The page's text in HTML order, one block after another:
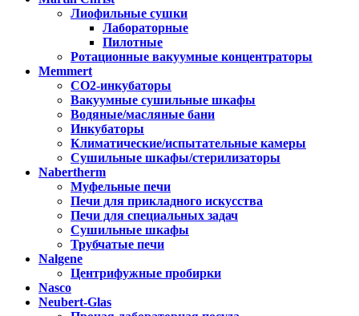
Лиофильные сушки
Лабораторные
Пилотные
Ротационные вакуумные концентраторы
Memmert
CO2-инкубаторы
Вакуумные сушильные шкафы
Водяные/масляные бани
Инкубаторы
Климатические/испытательные камеры
Сушильные шкафы/стерилизаторы
Nabertherm
Муфельные печи
Печи для прикладного искусства
Печи для специальных задач
Сушильные шкафы
Трубчатые печи
Nalgene
Центрифужные пробирки
Nasco
Neubert-Glas